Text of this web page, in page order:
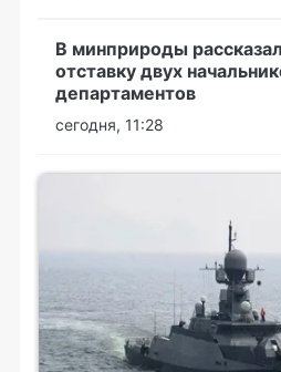
В минприроды
отставку двух
департаментов
сегодня, 11:28